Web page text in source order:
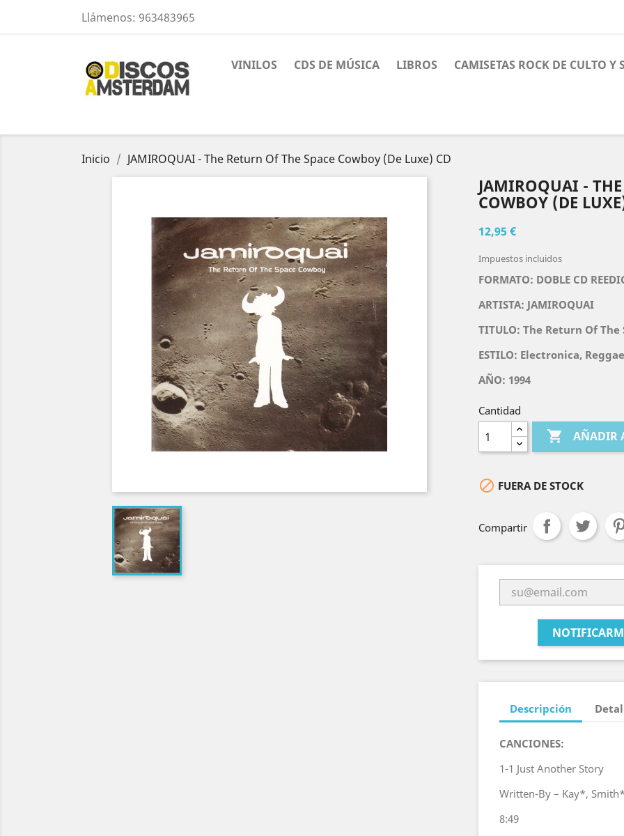
Llámenos: 963483965
VINILOS CDS DE MÚSICA LIBROS CAMISETAS ROCK DE CULTO Y
Inicio JAMIROQUAI - The Return Of The Space Cowboy (De Luxe) CD
JAMIROQUAI - THE
COWBOY (DE
12,95 €
Impuestos incluidos
FORMATO: DOBLE CD
ARTISTA: JAMIROQUAI
TITULO: The Return Of The
ESTILO: Electronica,
AÑO: 1994
Cantidad
 AÑADIR
 FUERA DE STOCK
Compartir
Descripción
CANCIONES:
1-1 Just Another Story
Written-By – Kay*, Smith*
8:49